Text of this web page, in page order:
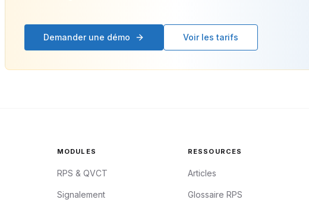
Demander une démo Voir les tarifs
MODULES
RPS & QVCT
Signalement
RESSOURCES
Articles
Glossaire RPS